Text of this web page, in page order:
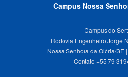
Campus Nossa
Campus do
Rodovia Engenheiro Jorge
Nossa Senhora da Glória/SE